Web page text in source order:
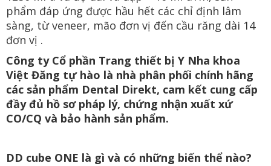
phẩm đáp ứng được hầu hết các chỉ định lâm
sàng, từ veneer, mão đơn vị đến cầu răng dài 14
đơn vị .
Công ty Cổ phần Trang thiết bị Y Nha khoa
Việt Đăng tự hào là nhà phân phối chính hãng
các sản phẩm Dental Direkt, cam kết cung cấp
đầy đủ hồ sơ pháp lý, chứng nhận xuất xứ
CO/CQ và bảo hành sản phẩm.
DD cube ONE là gì và có những biến thể nào?